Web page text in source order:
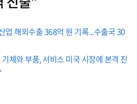
업 해외수출 368억 원 기록...수출국 30
체와 부품, 서비스 미국 시장에 본격 진